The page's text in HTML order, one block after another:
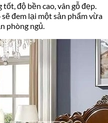
độ bền cao, vân gỗ đẹp.
đem lại một sản phẩm vừa
phòng ngủ.